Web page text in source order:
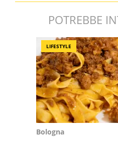
POTREBBE
LIFESTYLE
Bologna